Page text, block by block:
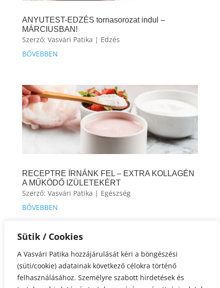
Sütik / Cookies
A Vasvári Patika hozzájárulását kéri a böngészési
(süti/cookie) adatainak következő célokra történő
felhasználásához. Személyre szabott hirdetések és
ANYUTEST-EDZÉS tornasorozat indul –
MÁRCIUSBAN!
Szerző: Vasvári Patika | Edzés
BŐVEBBEN
RECEPTRE ÍRNÁNK FEL – EXTRA KOLLAGÉN
A MŰKÖDŐ IZÜLETEKÉRT
Szerző: Vasvári Patika | Egészség
BŐVEBBEN